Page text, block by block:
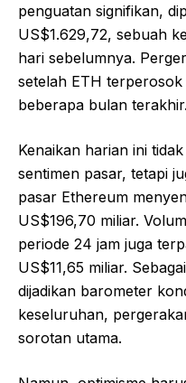
penguatan signifikan,
US$1.629,72, sebuah
hari sebelumnya.
setelah ETH
beberapa bulan terakhir.
Kenaikan harian ini
sentimen pasar, tetapi
pasar Ethereum
US$196,70 miliar.
periode 24 jam juga
US$11,65 miliar.
dijadikan barometer
keseluruhan,
sorotan utama.